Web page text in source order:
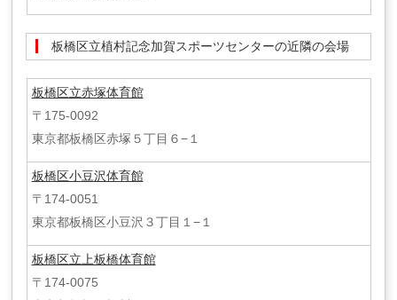
板橋区立植村記念加賀スポーツセンターの近隣の会場
板橋区立赤塚体育館
〒175-0092
東京都板橋区赤塚５丁目６−１
板橋区小豆沢体育館
〒174-0051
東京都板橋区小豆沢３丁目１−１
板橋区立上板橋体育館
〒174-0075